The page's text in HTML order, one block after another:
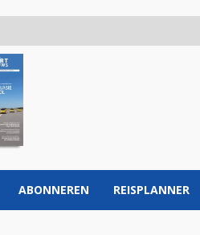
ABONNEREN REISPLANNER